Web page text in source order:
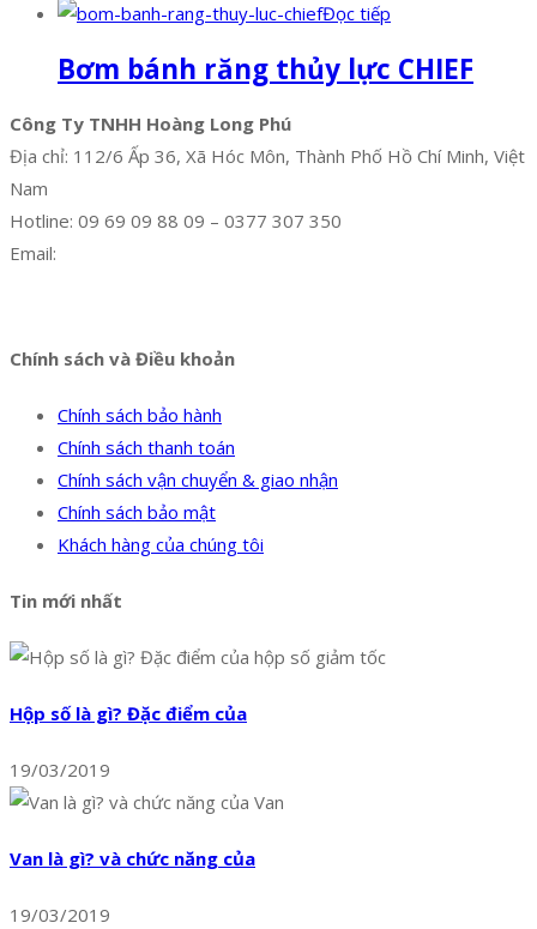
Đọc tiếp
Bơm bánh răng thủy lực CHIEF
Công Ty TNHH Hoàng Long Phú
Địa chỉ: 112/6 Ấp 36, Xã Hóc Môn, Thành Phố Hồ Chí Minh, Việt
Nam
Hotline: 09 69 09 88 09 – 0377 307 350
Email:
Chính sách và Điều khoản
Chính sách bảo hành
Chính sách thanh toán
Chính sách vận chuyển & giao nhận
Chính sách bảo mật
Khách hàng của chúng tôi
Tin mới nhất
Hộp số là gì? Đặc điểm của
19/03/2019
Van là gì? và chức năng của
19/03/2019